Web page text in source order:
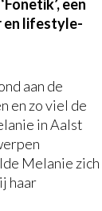
een
en lifestyle-
aan de
en zo viel de
in Aalst
Melanie zich
haar